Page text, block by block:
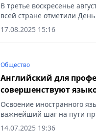
В третье воскресенье
всей стране отметили
17.08.2025 15:16
Общество
Английский для
совершенствуют
Освоение иностранного
важнейший шаг на пути
в современных условиях,
14.07.2025 19:36